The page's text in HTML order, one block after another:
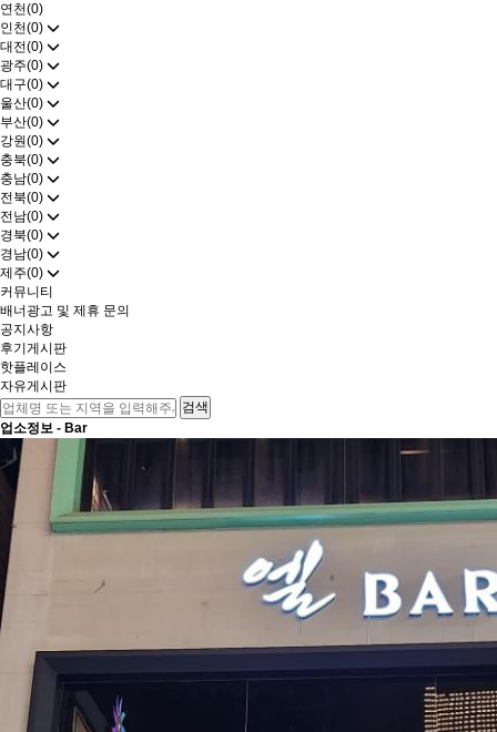
연천(0)
인천(0)
대전(0)
광주(0)
대구(0)
울산(0)
부산(0)
강원(0)
충북(0)
충남(0)
전북(0)
전남(0)
경북(0)
경남(0)
제주(0)
커뮤니티
배너광고 및 제휴 문의
공지사항
후기게시판
핫플레이스
자유게시판
업소정보 - Bar